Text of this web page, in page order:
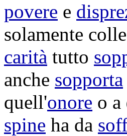
povere e
solamente colle
carità tutto
anche sopporta
quell'onore o
spine ha da